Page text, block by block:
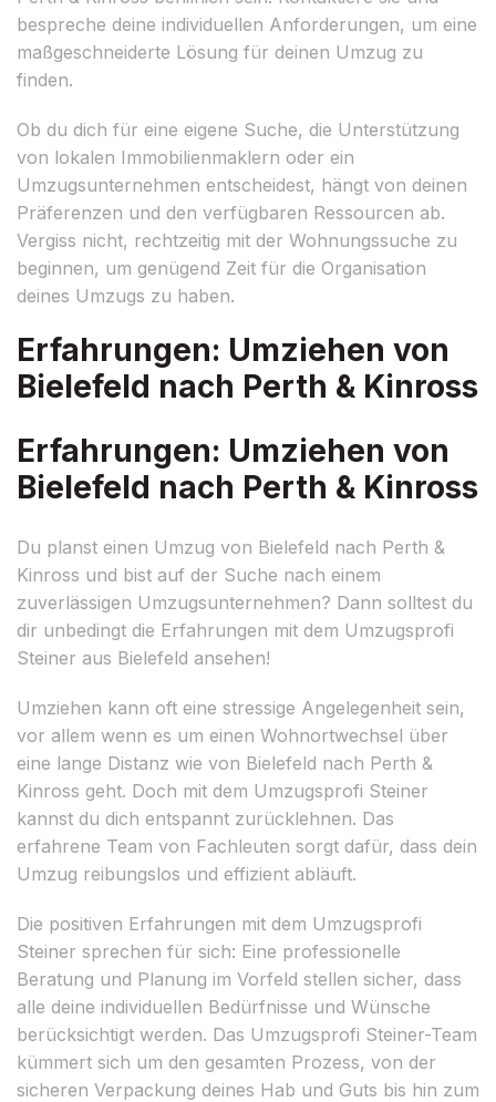
bespreche deine individuellen Anforderungen, um eine
maßgeschneiderte Lösung für deinen Umzug zu
finden.
Ob du dich für eine eigene Suche, die Unterstützung
von lokalen Immobilienmaklern oder ein
Umzugsunternehmen entscheidest, hängt von deinen
Präferenzen und den verfügbaren Ressourcen ab.
Vergiss nicht, rechtzeitig mit der Wohnungssuche zu
beginnen, um genügend Zeit für die Organisation
deines Umzugs zu haben.
Erfahrungen: Umziehen von
Bielefeld nach Perth & Kinross
Erfahrungen: Umziehen von
Bielefeld nach Perth & Kinross
Du planst einen Umzug von Bielefeld nach Perth &
Kinross und bist auf der Suche nach einem
zuverlässigen Umzugsunternehmen? Dann solltest du
dir unbedingt die Erfahrungen mit dem Umzugsprofi
Steiner aus Bielefeld ansehen!
Umziehen kann oft eine stressige Angelegenheit sein,
vor allem wenn es um einen Wohnortwechsel über
eine lange Distanz wie von Bielefeld nach Perth &
Kinross geht. Doch mit dem Umzugsprofi Steiner
kannst du dich entspannt zurücklehnen. Das
erfahrene Team von Fachleuten sorgt dafür, dass dein
Umzug reibungslos und effizient abläuft.
Die positiven Erfahrungen mit dem Umzugsprofi
Steiner sprechen für sich: Eine professionelle
Beratung und Planung im Vorfeld stellen sicher, dass
alle deine individuellen Bedürfnisse und Wünsche
berücksichtigt werden. Das Umzugsprofi Steiner-Team
kümmert sich um den gesamten Prozess, von der
sicheren Verpackung deines Hab und Guts bis hin zum